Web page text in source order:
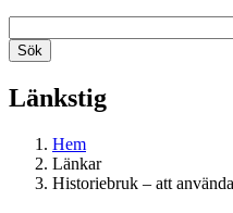
Länkstig
Hem
Länkar
Historiebruk – att